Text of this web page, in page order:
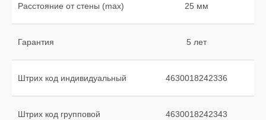
Расстояние от стены (max) 25 мм
Гарантия 5 лет
Штрих код индивидуальный 4630018242336
Штрих код групповой 4630018242343